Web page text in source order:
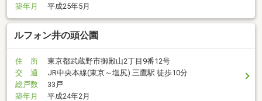
築年月
平成25年5月
ルフォン井の頭公園
住 所
東京都武蔵野市御殿山2丁目9番12号
交 通
JR中央本線(東京～塩尻) 三鷹駅 徒歩10分
総戸数
33戸
築年月
平成24年2月